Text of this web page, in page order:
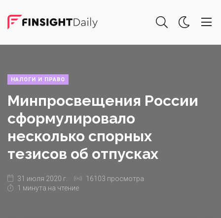
НАЛОГИ И ПРАВО
Минпросвещения России
сформулировало
несколько спорных
тезисов об отпусках
31 июля 2020 г.
16103 просмотра
1 минута на чтение